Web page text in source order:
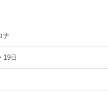
ナ
19日